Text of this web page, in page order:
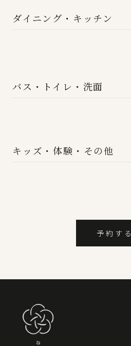
ダイニング・キッチン
バス・トイレ・洗面
キッズ・体験・その他
予約する